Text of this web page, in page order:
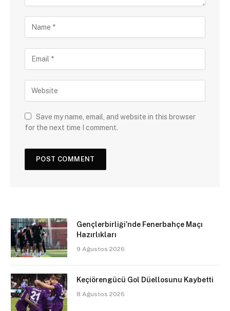
Save my name, email, and website in this browser
for the next time I comment.
Gençlerbirliği’nde Fenerbahçe Maçı
Hazırlıkları
9 Ağustos 2026
Keçiörengücü Gol Düellosunu Kaybetti
8 Ağustos 2026